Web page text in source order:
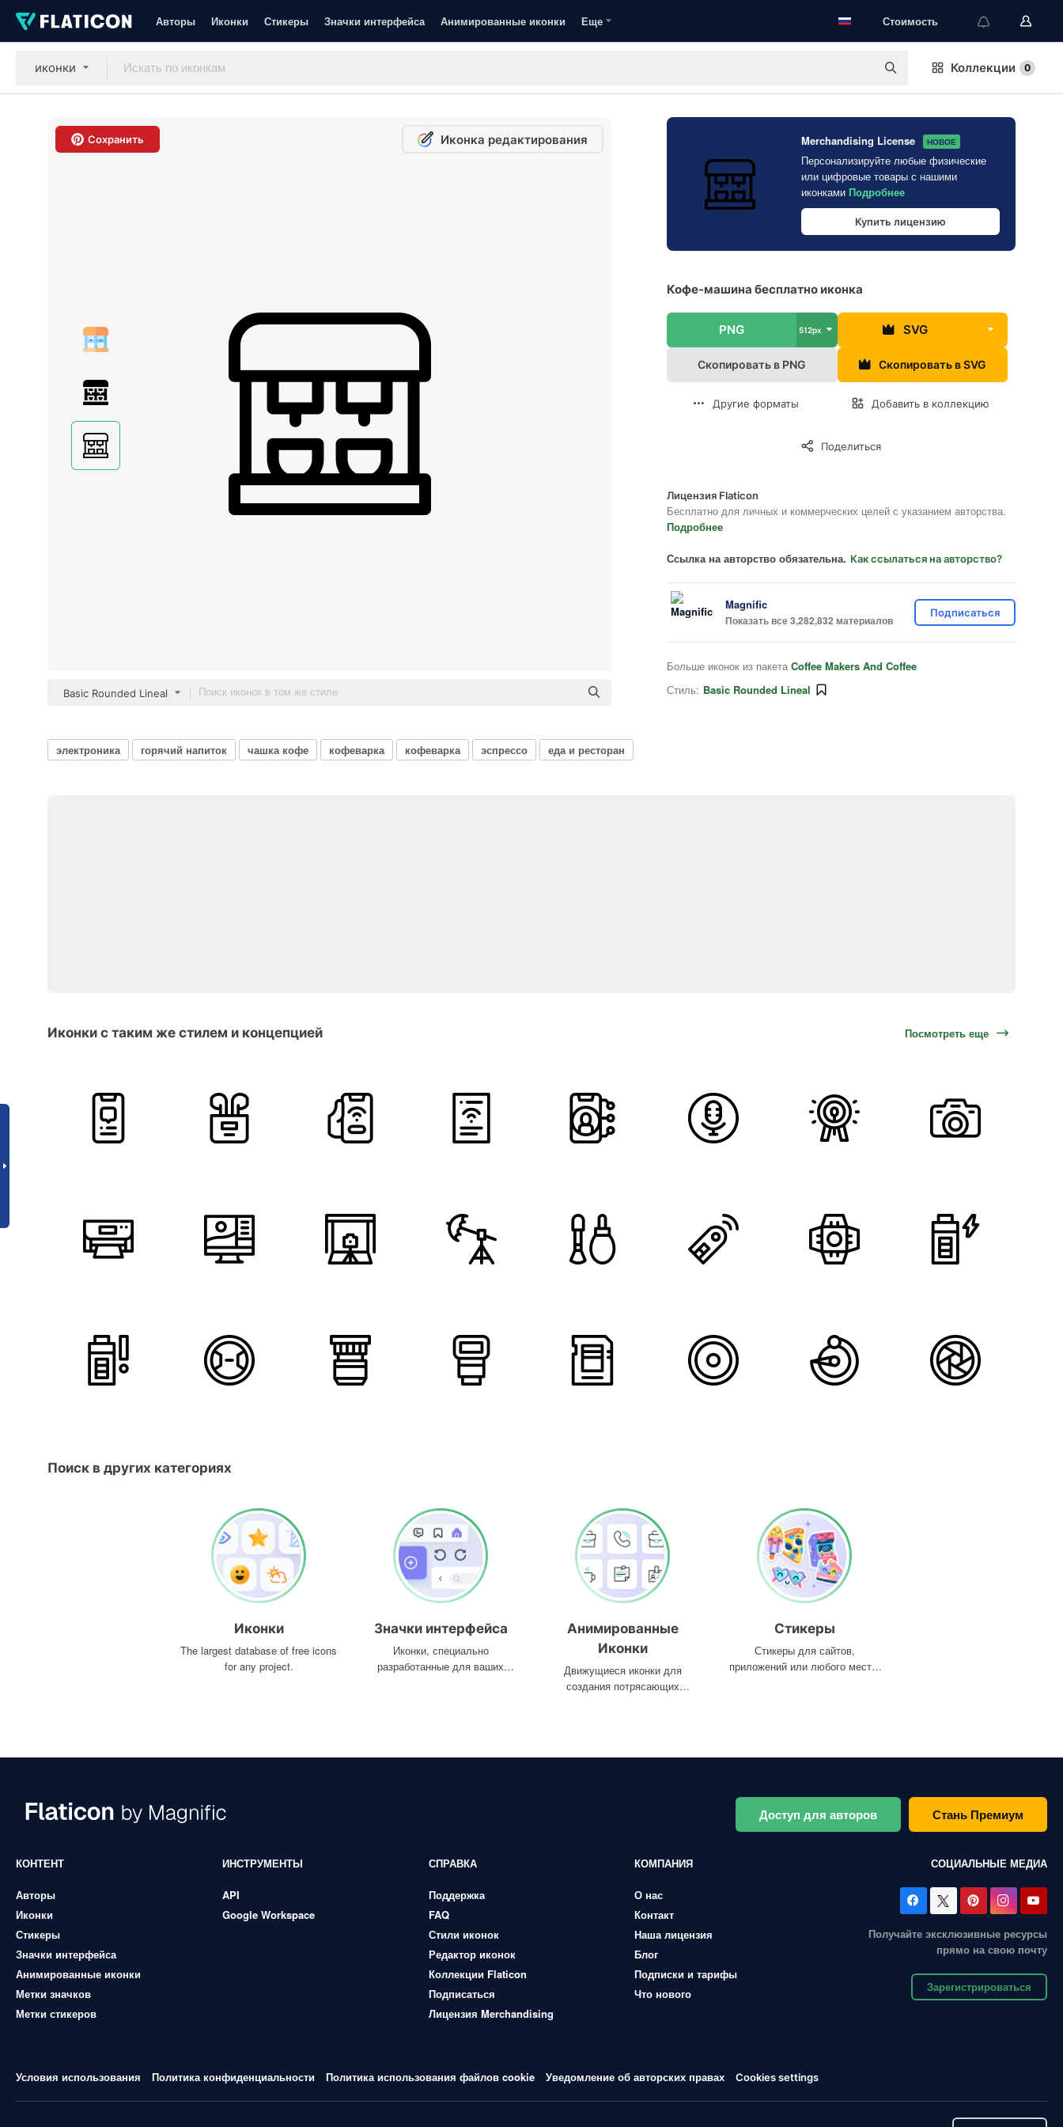
Авторы Иконки Стикеры Значки интерфейса Анимированные иконки Еще Стоимость
иконки Коллекции 0
Сохранить Иконка редактирования
Basic Rounded Lineal
Merchandising License НОВОЕ
Персонализируйте любые физические
или цифровые товары с нашими
иконками Подробнее
Купить лицензию
Кофе-машина бесплатно иконка
PNG 512px SVG
Скопировать в PNG Скопировать в SVG
Другие форматы Добавить в коллекцию
Поделиться
Лицензия Flaticon
Бесплатно для личных и коммерческих целей с указанием авторства.
Подробнее
Ссылка на авторство обязательна. Как ссылаться на авторство?
Magnific
Показать все 3,282,832 материалов
Подписаться
Больше иконок из пакета Coffee Makers And Coffee
Стиль: Basic Rounded Lineal
электроника горячий напиток чашка кофе кофеварка кофеварка эспрессо еда и ресторан
Иконки с таким же стилем и концепцией Посмотреть еще
Поиск в других категориях
Иконки
The largest database of free icons
for any project.
Значки интерфейса
Иконки, специально
разработанные для ваших
Анимированные
Иконки
Движущиеся иконки для
создания потрясающих
Стикеры
Стикеры для сайтов,
приложений или любого места,
Доступ для авторов Стань Премиум
КОНТЕНТ
Авторы
Иконки
Стикеры
Значки интерфейса
Анимированные иконки
Метки значков
Метки стикеров
ИНСТРУМЕНТЫ
API
Google Workspace
СПРАВКА
Поддержка
FAQ
Стили иконок
Редактор иконок
Коллекции Flaticon
Подписаться
Лицензия Merchandising
КОМПАНИЯ
О нас
Контакт
Наша лицензия
Блог
Подписки и тарифы
Что нового
СОЦИАЛЬНЫЕ МЕДИА
Получайте эксклюзивные ресурсы
прямо на свою почту
Зарегистрироваться
Условия использования Политика конфиденциальности Политика использования файлов cookie Уведомление об авторских правах Cookies settings